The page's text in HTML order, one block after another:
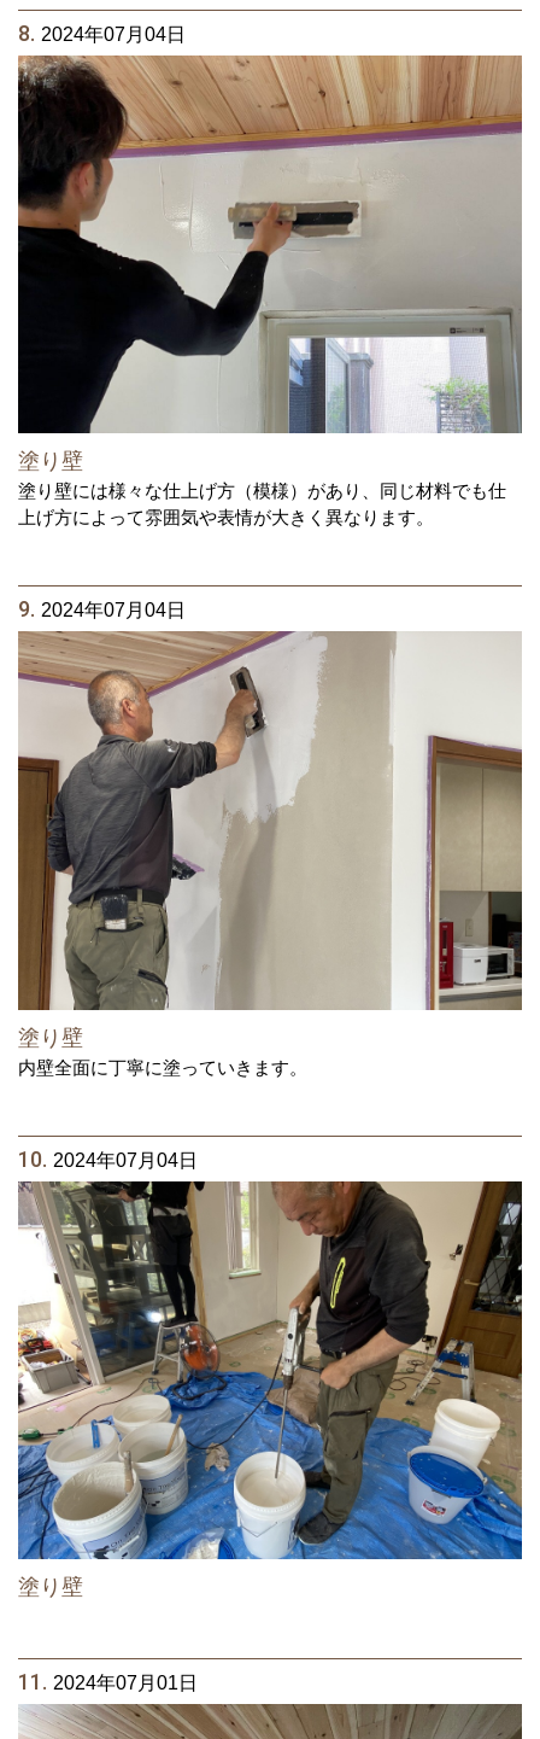
8. 2024年07月04日
塗り壁
塗り壁には様々な仕上げ方（模様）があり、同じ材料でも仕
上げ方によって雰囲気や表情が大きく異なります。
9. 2024年07月04日
塗り壁
内壁全面に丁寧に塗っていきます。
10. 2024年07月04日
塗り壁
11. 2024年07月01日